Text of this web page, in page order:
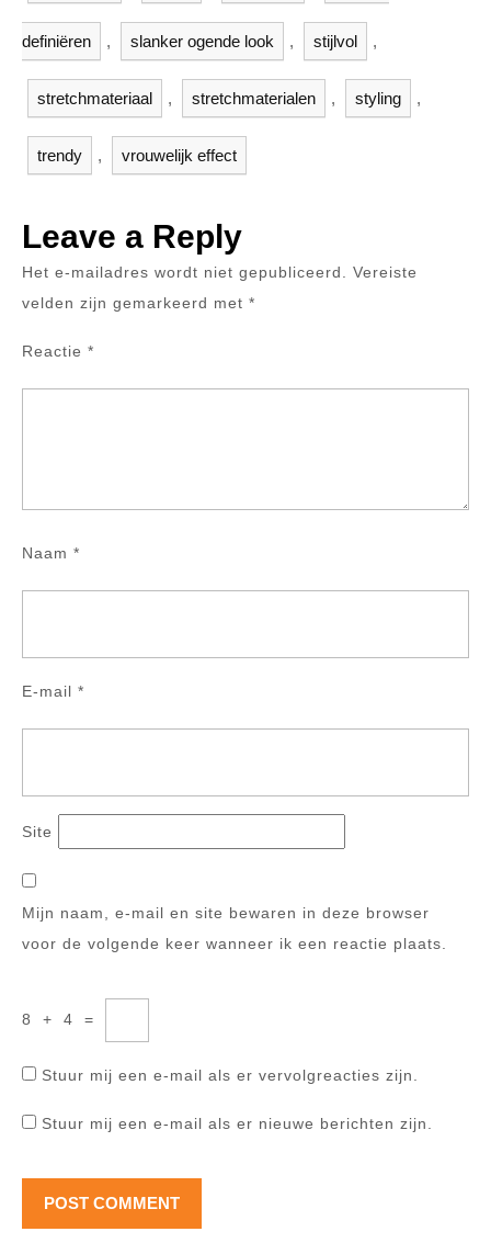
definiëren , slanker ogende look , stijlvol ,
stretchmateriaal , stretchmaterialen , styling ,
trendy , vrouwelijk effect
Leave a Reply
Het e-mailadres wordt niet gepubliceerd.
Vereiste
velden zijn gemarkeerd met *
Reactie *
Naam *
E-mail *
Site
Mijn naam, e-mail en site bewaren in deze browser
voor de volgende keer wanneer ik een reactie plaats.
8 + 4 =
Stuur mij een e-mail als er vervolgreacties zijn.
Stuur mij een e-mail als er nieuwe berichten zijn.